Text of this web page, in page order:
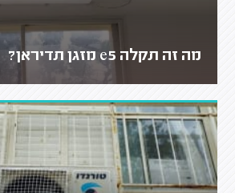
מה זה תקלה e5 מזגן תדיראן?